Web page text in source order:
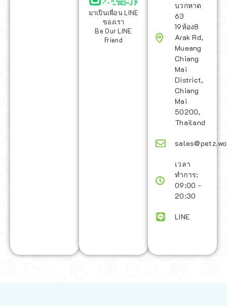
มาเป็นเพื่อน LINE
ของเรา
Be Our LINE
Friend
บวกหาด
63
19ห้อง8
Arak Rd,
Mueang
Chiang
Mai
District,
Chiang
Mai
50200,
Thailand
เวลา
ทำการ:
09:00 -
20:30
LINE